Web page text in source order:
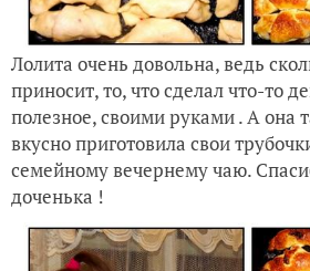
Лолита очень довольна, ведь
приносит, то, что сделал что-то
полезное, своими руками . А она
вкусно приготовила свои
семейному вечернему чаю.
доченька !